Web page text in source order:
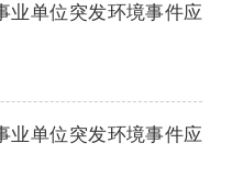
业单位突发环境事件应
业单位突发环境事件应